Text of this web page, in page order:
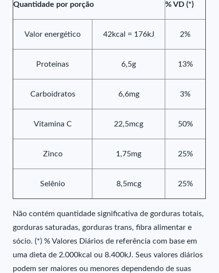
Quantidade por porção % VD (*)
Valor energético 42kcal = 176kJ 2%
Proteínas 6,5g 13%
Carboidratos 6,6mg 3%
Vitamina C 22,5mcg 50%
Zinco 1,75mg 25%
Selênio 8,5mcg 25%
Não contém quantidade significativa de gorduras totais,
gorduras saturadas, gorduras trans, fibra alimentar e
sócio. (*) % Valores Diários de referência com base em
uma dieta de 2.000kcal ou 8.400kJ. Seus valores diários
podem ser maiores ou menores dependendo de suas